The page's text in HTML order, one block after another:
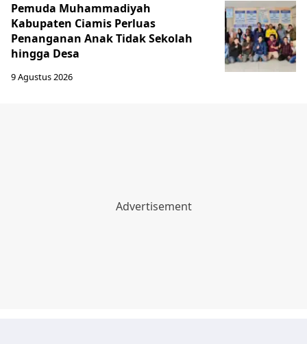
Pemuda Muhammadiyah
Kabupaten Ciamis Perluas
Penanganan Anak Tidak Sekolah
hingga Desa
9 Agustus 2026